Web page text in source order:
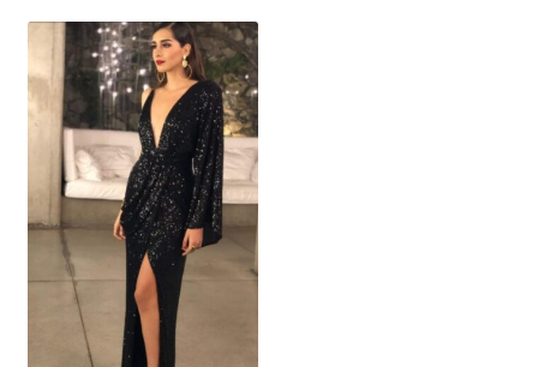
PRODUCTO
TIENE
MÚLTIPLES
VARIANTES.
OPCIONES
PUEDEN
ELEGIR